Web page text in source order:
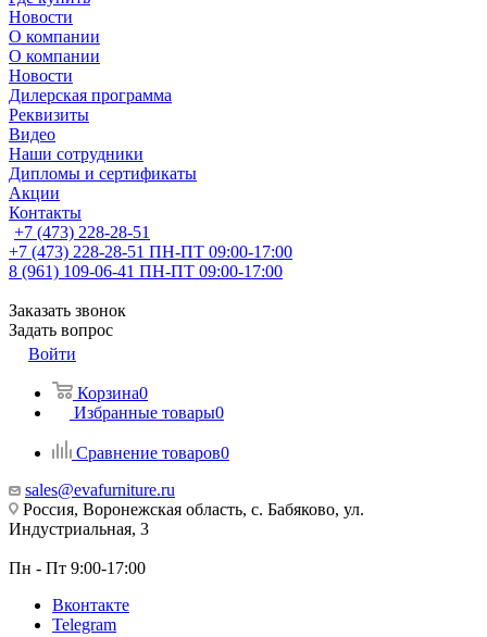
Новости
О компании
О компании
Новости
Дилерская программа
Реквизиты
Видео
Наши сотрудники
Дипломы и сертификаты
Акции
Контакты
+7 (473) 228-28-51
+7 (473) 228-28-51 ПН-ПТ 09:00-17:00
8 (961) 109-06-41 ПН-ПТ 09:00-17:00
Заказать звонок
Задать вопрос
Войти
Корзина0
Избранные товары0
Сравнение товаров0
sales@evafurniture.ru
Россия, Воронежская область, с. Бабяково, ул.
Индустриальная, 3
Пн - Пт 9:00-17:00
Вконтакте
Telegram